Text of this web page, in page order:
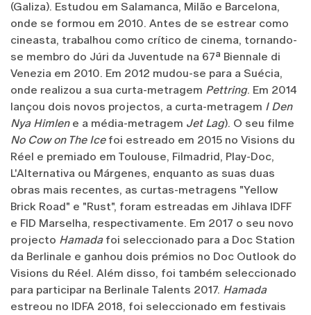
(Galiza). Estudou em Salamanca, Milão e Barcelona,
onde se formou em 2010. Antes de se estrear como
cineasta, trabalhou como crítico de cinema, tornando-
se membro do Júri da Juventude na 67ª Biennale di
Venezia em 2010. Em 2012 mudou-se para a Suécia,
onde realizou a sua curta-metragem Pettring. Em 2014
lançou dois novos projectos, a curta-metragem I Den
Nya Himlen e a média-metragem Jet Lag). O seu filme
No Cow on The Icefoi estreado em 2015 no Visions du
Réel e premiado em Toulouse, Filmadrid, Play-Doc,
L'Alternativa ou Márgenes, enquanto as suas duas
obras mais recentes, as curtas-metragens "Yellow
Brick Road" e "Rust", foram estreadas em Jihlava IDFF
e FID Marselha, respectivamente. Em 2017 o seu novo
projecto Hamadafoi seleccionado para a Doc Station
da Berlinale e ganhou dois prémios no Doc Outlook do
Visions du Réel. Além disso, foi também seleccionado
para participar na Berlinale Talents 2017. Hamada
estreou no IDFA 2018, foi seleccionado em festivais